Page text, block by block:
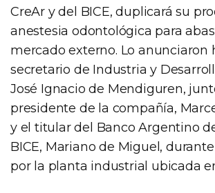
CreAr y del BICE, duplicará su
anestesia odontológica para
mercado externo. Lo anunciaron
secretario de Industria y
José Ignacio de Mendiguren,
presidente de la compañía,
y el titular del Banco Argentino
BICE, Mariano de Miguel,
por la planta industrial ubicada